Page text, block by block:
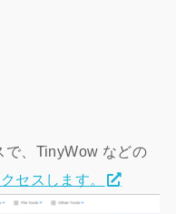
で、TinyWow などの
セスします。